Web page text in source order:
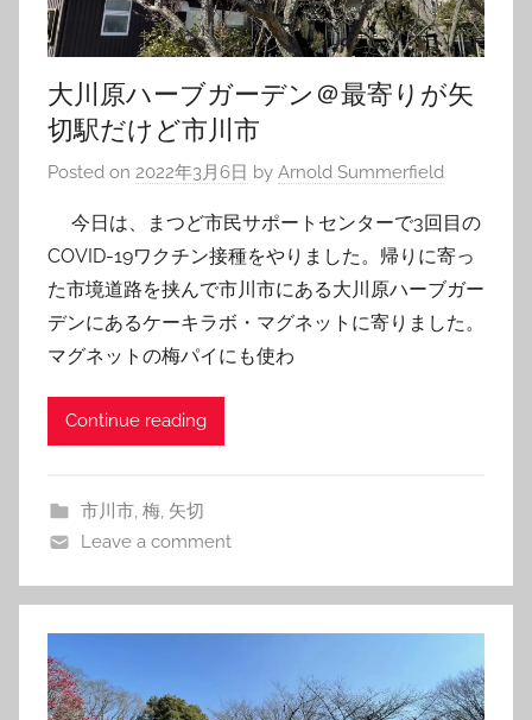
大川原ハーブガーデン＠最寄りが矢
切駅だけど市川市
Posted on 2022年3月6日 by Arnold Summerfield
今日は、まつど市民サポートセンターで3回目の
COVID-19ワクチン接種をやりました。帰りに寄っ
た市境道路を挟んで市川市にある大川原ハーブガー
デンにあるケーキラボ・マグネットに寄りました。
マグネットの梅パイにも使わ
Continue reading
市川市, 梅, 矢切
Leave a comment